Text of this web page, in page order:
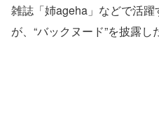
雑誌「姉ageha」などで活
が、“バックヌード”を披露し